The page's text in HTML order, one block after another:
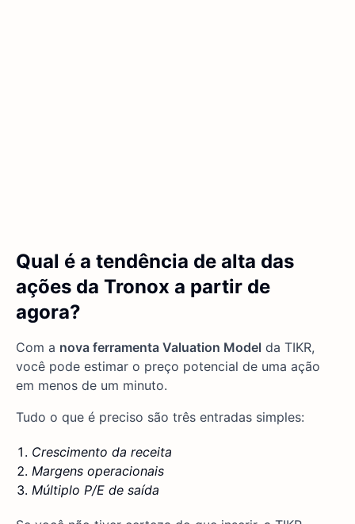
Qual é a tendência de alta das
ações da Tronox a partir de
agora?
Com a nova ferramenta Valuation Model da TIKR,
você pode estimar o preço potencial de uma ação
em menos de um minuto.
Tudo o que é preciso são três entradas simples:
Crescimento da receita
Margens operacionais
Múltiplo P/E de saída